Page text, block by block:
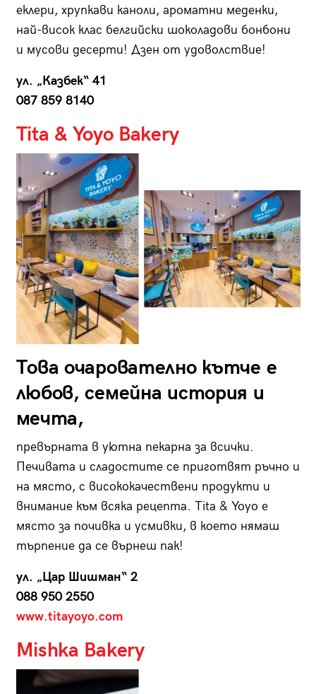
еклери, хрупкави каноли, ароматни меденки,
най-висок клас белгийски шоколадови бонбони
и мусови десерти! Дзен от удоволствие!
ул. „Казбек“ 41
087 859 8140
Tita & Yoyo Bakery
Това очарователно кътче е
любов, семейна история и
мечта,
превърната в уютна пекарна за всички.
Печивата и сладостите се приготвят ръчно и
на място, с висококачествени продукти и
внимание към всяка рецепта. Tita & Yoyo е
място за почивка и усмивки, в което нямаш
търпение да се върнеш пак!
ул. „Цар Шишман“ 2
088 950 2550
www.titayoyo.com
Mishka Bakery